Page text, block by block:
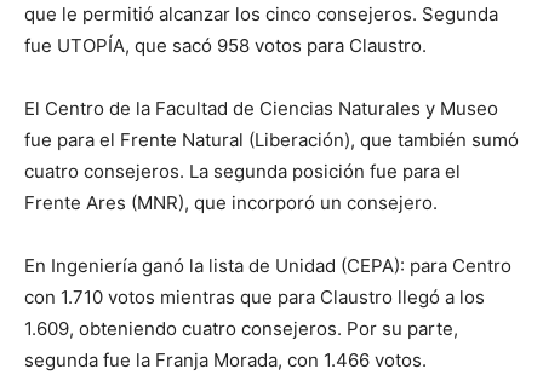
que le permitió alcanzar los cinco consejeros. Segunda
fue UTOPÍA, que sacó 958 votos para Claustro.
El Centro de la Facultad de Ciencias Naturales y Museo
fue para el Frente Natural (Liberación), que también sumó
cuatro consejeros. La segunda posición fue para el
Frente Ares (MNR), que incorporó un consejero.
En Ingeniería ganó la lista de Unidad (CEPA): para Centro
con 1.710 votos mientras que para Claustro llegó a los
1.609, obteniendo cuatro consejeros. Por su parte,
segunda fue la Franja Morada, con 1.466 votos.